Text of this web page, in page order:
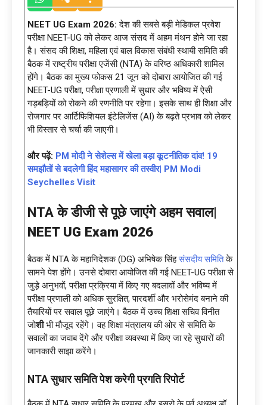
NEET UG Exam 2026: देश की सबसे बड़ी मेडिकल प्रवेश
परीक्षा NEET-UG को लेकर आज संसद में अहम मंथन होने जा रहा
है। संसद की शिक्षा, महिला एवं बाल विकास संबंधी स्थायी समिति की
बैठक में राष्ट्रीय परीक्षा एजेंसी (NTA) के वरिष्ठ अधिकारी शामिल
होंगे। बैठक का मुख्य फोकस 21 जून को दोबारा आयोजित की गई
NEET-UG परीक्षा, परीक्षा प्रणाली में सुधार और भविष्य में ऐसी
गड़बड़ियों को रोकने की रणनीति पर रहेगा। इसके साथ ही शिक्षा और
रोजगार पर आर्टिफिशियल इंटेलिजेंस (AI) के बढ़ते प्रभाव को लेकर
भी विस्तार से चर्चा की जाएगी।
और पढ़ें: PM मोदी ने सेशेल्स में खेला बड़ा कूटनीतिक दांव! 19
समझौतों से बदलेगी हिंद महासागर की तस्वीर| PM Modi
Seychelles Visit
NTA के डीजी से पूछे जाएंगे अहम सवाल|
NEET UG Exam 2026
बैठक में NTA के महानिदेशक (DG) अभिषेक सिंहसंसदीय समितिके
सामने पेश होंगे। उनसे दोबारा आयोजित की गई NEET-UG परीक्षा से
जुड़े अनुभवों, परीक्षा प्रक्रिया में किए गए बदलावों और भविष्य में
परीक्षा प्रणाली को अधिक सुरक्षित, पारदर्शी और भरोसेमंद बनाने की
तैयारियों पर सवाल पूछे जाएंगे। बैठक में उच्च शिक्षा सचिव विनीत
जोशीभी मौजूद रहेंगे। वह शिक्षा मंत्रालय की ओर से समिति के
सवालों का जवाब देंगे और परीक्षा व्यवस्था में किए जा रहे सुधारों की
जानकारी साझा करेंगे।
NTA सुधार समिति पेश करेगी प्रगति रिपोर्ट